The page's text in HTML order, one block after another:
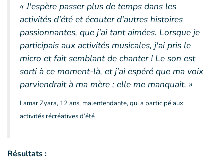
« J'espère passer plus de temps dans les
activités d'été et écouter d'autres histoires
passionnantes, que j'ai tant aimées. Lorsque je
participais aux activités musicales, j'ai pris le
micro et fait semblant de chanter ! Le son est
sorti à ce moment-là, et j'ai espéré que ma voix
parviendrait à ma mère ; elle me manquait. »
Lamar Zyara, 12 ans, malentendante, qui a participé aux
activités récréatives d’été
Résultats :